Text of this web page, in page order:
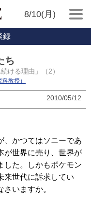
8/10(月)
録
ち
ける理由」（2）
教授）
2010/05/12
かつてはソニーであ
が世界に売り、世界が
した。しかもポケモン
来世代に訴求してい
いますか。